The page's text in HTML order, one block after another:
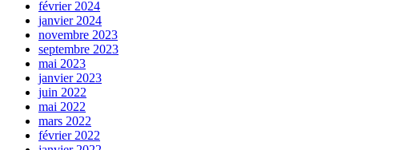
février 2024
janvier 2024
novembre 2023
septembre 2023
mai 2023
janvier 2023
juin 2022
mai 2022
mars 2022
février 2022